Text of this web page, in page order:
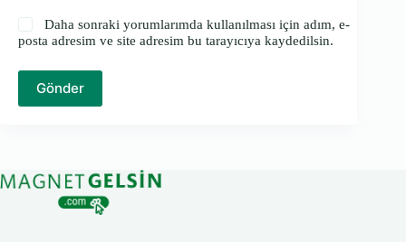
Daha sonraki yorumlarımda kullanılması için adım, e-
posta adresim ve site adresim bu tarayıcıya kaydedilsin.
Gönder